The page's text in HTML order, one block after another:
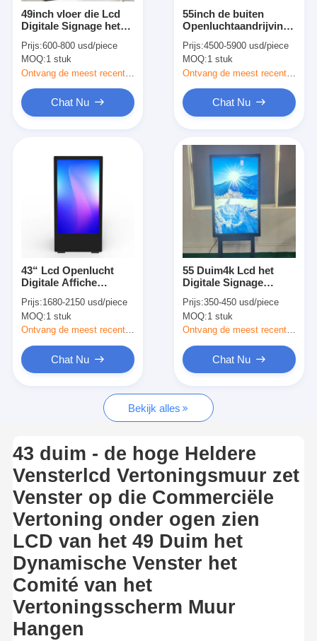
Ongeveer ons
Fabrieksreis
Contacteer ons
Chat Nu
Vensterlcd Vertoning
het tweezijdige lcd scherm
Openluchtlcd Vertoning
Openluchtaandrijving door Menuraad
klein lcd paneel
Zonlicht Leesbaar LCD Comité
Open Kaderlcd Comité
LCD optisch In entrepot
Open Kaderlcd Monitor
Binnen Digitale Menuraad
Binnen Digitale Signage
Waterdichte Digitale Signage
49inch vloer die Lcd
Digitale Signage het
Etalagevertoning
Reclame bevinden
zich Binnen
Prijs:600-800 usd/piece
MOQ:1 stuk
Ontvang de meest recente Prijs
Chat Nu
55inch de buiten
Openluchtaandrijving
3000nits van de
Menuraad verbond de
3 Schermen
Prijs:4500-5900 usd/piece
MOQ:1 stuk
Chat Nu
43“ Lcd Openlucht
Digitale Affiche
IP56
Prijs:1680-2150 usd/piece
MOQ:1 stuk
Ontvang de meest recente Prijs
Chat Nu
55 Duim4k Lcd het
Digitale Signage
voor
Schoonheidssalon
2000nits
Prijs:350-450 usd/piece
MOQ:1 stuk
Chat Nu
Bekijk alles
43 duim - de hoge Heldere
Vensterlcd Vertoningsmuur zet
Venster op die Commerciële
Vertoning onder ogen zien
LCD van het 49 Duim het
Dynamische Venster het
Comité van het
Vertoningsscherm Muur
Hangen